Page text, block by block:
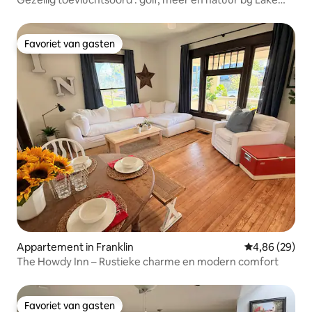
Favoriet van gasten
Favoriet van gasten
Appartement in Franklin Gemiddelde
4,86 (29)
The Howdy Inn – Rustieke charme en modern comfort
Favoriet van gasten